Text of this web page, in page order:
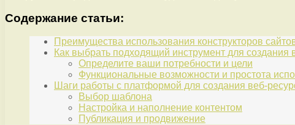
Содержание статьи:
Преимущества использования конструкторов
Как выбрать подходящий инструмент для создания
Определите ваши потребности и цели
Функциональные возможности и простота
Шаги работы с платформой для создания веб-
Выбор шаблона
Настройка и наполнение контентом
Публикация и продвижение